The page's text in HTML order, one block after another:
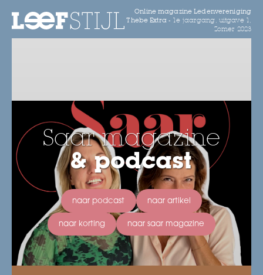
Online magazine Ledenvereniging
Thebe Extra -
1e jaargang, uitgave 1,
Zomer 2023
Saar magazine
& podcast
naar podcast naar artikel
naar korting naar saar magazine